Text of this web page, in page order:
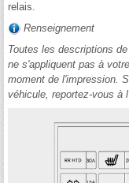
relais.
Renseignement
Toutes les descriptions
ne s'appliquent pas à
moment de l'impression.
véhicule, reportez-vous à